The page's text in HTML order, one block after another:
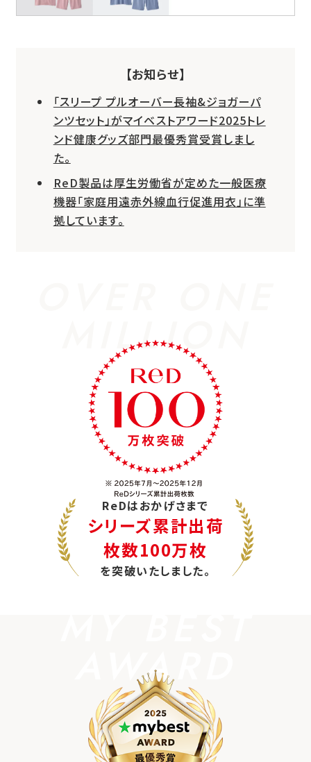
【お知らせ】
「スリープ プルオーバー長袖&ジョガーパ
ンツセット」がマイベストアワード2025トレ
ンド健康グッズ部門最優秀賞受賞しまし
た。
ReD製品は厚生労働省が定めた一般医療
機器「家庭用遠赤外線血行促進用衣」に準
拠しています。
MILLION
ReDはおかげさまで
シリーズ累計出荷
枚数100万枚
を突破いたしました。
AWARD